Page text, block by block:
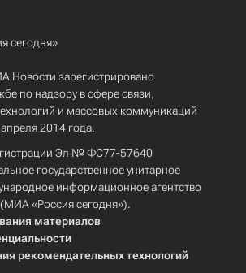
сегодня»
Новости зарегистрировано
по надзору в сфере связи,
и массовых коммуникаций
2014 года.
Эл № ФС77-57640
государственное унитарное
информационное агентство
(МИА «Россия сегодня»).
материалов
рекомендательных технологий